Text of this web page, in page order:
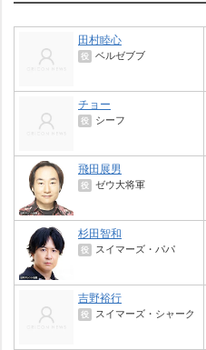
田村睦心
役 ベルゼブブ
チョー
役 シーフ
飛田展男
役 ゼウ大将軍
杉田智和
役 スイマーズ・パパ
吉野裕行
役 スイマーズ・シャーク